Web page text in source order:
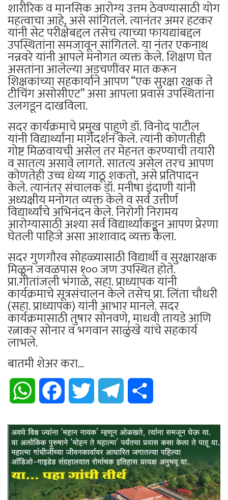
शारीरिक व मानसिक आरोग्य उत्तम ठेवण्यासाठी योग
महत्वाचा आहे, असे सांगितले. त्यानंतर अमर हटकर
यांनी सेट परीक्षेबद्दल तसेच त्याच्या फायद्यांबद्दल
उपस्थितांना समजावून सांगितले. या नंतर एकनाथ
नन्नवरे यांनी आपले मनोगत व्यक्त केले. शिक्षण घेत
असतांना आलेल्या अडचणींवर मात करून
शिक्षकांच्या सहकार्याने आपण “एक सुरक्षा रक्षक ते
टीचिंग असोसीएट” असा आपला प्रवास उपस्थितांना
उलगडून दाखविला.
सदर कार्यक्रमाचे प्रमुख पाहुणे डॉ. विनोद पाटील
यांनी विद्यार्थ्यांना मार्गदर्शन केले. त्यांनी कोणतीही
गोष्ट मिळवायची असेल तर मेहनत करण्याची तयारी
व सातत्य असावे लागते. सातत्य असेल तरच आपण
कोणतेही उच्च धेय्य गाठू शकतो, असे प्रतिपादन
केले. त्यानंतर संचालक डॉ. मनीषा इंदाणी यांनी
अध्यक्षीय मनोगत व्यक्त केले व सर्व उत्तीर्ण
विद्यार्थ्यांचे अभिनंदन केले. निरोगी निरामय
आरोग्यासाठी अश्या सर्व विद्यार्थ्यांकडून आपण प्रेरणा
घेतली पाहिजे असा आशावाद व्यक्त केला.
सदर गुणगौरव सोहळ्यासाठी विद्यार्थी व सुरक्षारक्षक
मिळून जवळपास १०० जण उपस्थित होते.
प्रा.गीतांजली भंगाळे, सहा. प्राध्यापक यांनी
कार्यक्रमाचे सूत्रसंचालन केले तसेच प्रा. लिंता चौधरी
(सहा. प्राध्यापक) यांनी आभार मानले. सदर
कार्यक्रमासाठी तुषार सोनवणे, माधवी तायडे आणि
रत्नाकर सोनार व भगवान साळुंखे यांचे सहकार्य
लाभले.
बातमी शेअर करा...
WhatsApp Facebook Twitter Telegram